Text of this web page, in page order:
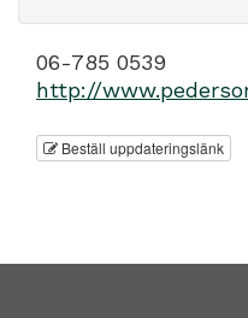
06-785 0539
http://
Beställ uppdateringslänk